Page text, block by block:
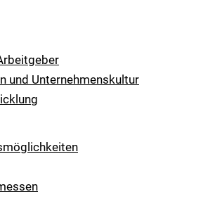
und Unternehmenskultur